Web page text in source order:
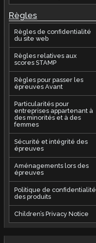
Règles
Règles de confidentialité
du site web
Règles relatives aux
scores STAMP
Règles pour passer les
épreuves Avant
Particularités pour
entreprises appartenant à
des minorités et à des
femmes
Sécurité et intégrité des
épreuves
Aménagements lors des
épreuves
Politique de confidentialité
des produits
Children’s Privacy Notice